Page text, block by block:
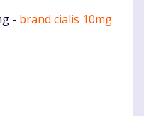
- brand cialis 10mg